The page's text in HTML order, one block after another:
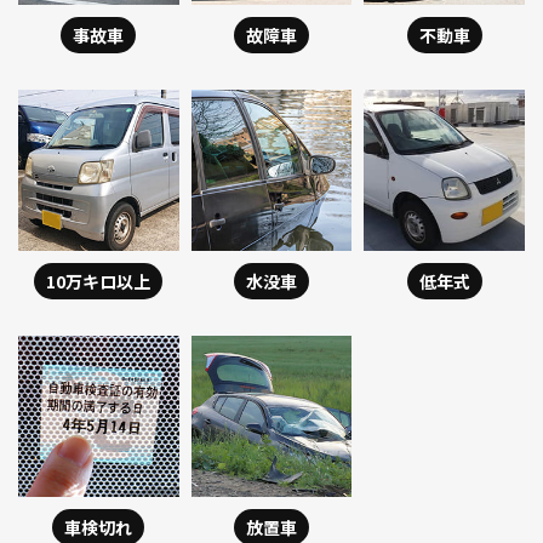
事故車 故障車 不動車
10万キロ以上 水没車 低年式
車検切れ 放置車